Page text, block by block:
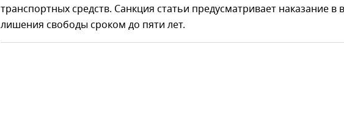
транспортных средств. Санкция статьи предусматривает наказание в
лишения свободы сроком до пяти лет.